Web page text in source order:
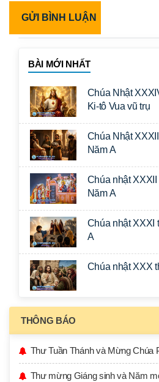
BÀI MỚI NHẤT
Chúa Nhật
Ki-tô Vua vũ trụ
Chúa Nhật
Năm A
Chúa nhật
Năm A
Chúa nhật XXXI
A
Chúa nhật XXX
THÔNG BÁO
Thư Tuần Thánh và Mừng Chúa
Thư mừng Giáng sinh và Năm